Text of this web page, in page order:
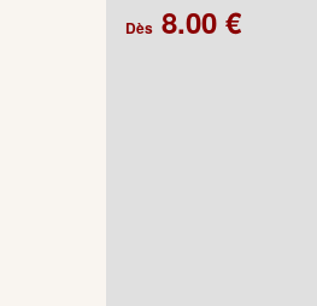
Dès 8.00 €